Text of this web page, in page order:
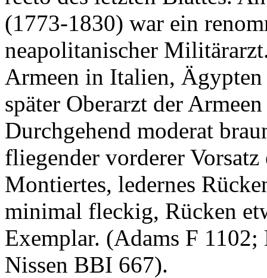
(1773-1830) war ein
neapolitanischer
Armeen in Italien,
später Oberarzt der
Durchgehend moderat
fliegender vorderer
Montiertes, ledernes
minimal fleckig, Rücken
Exemplar. (Adams F
Nissen BBI 667).